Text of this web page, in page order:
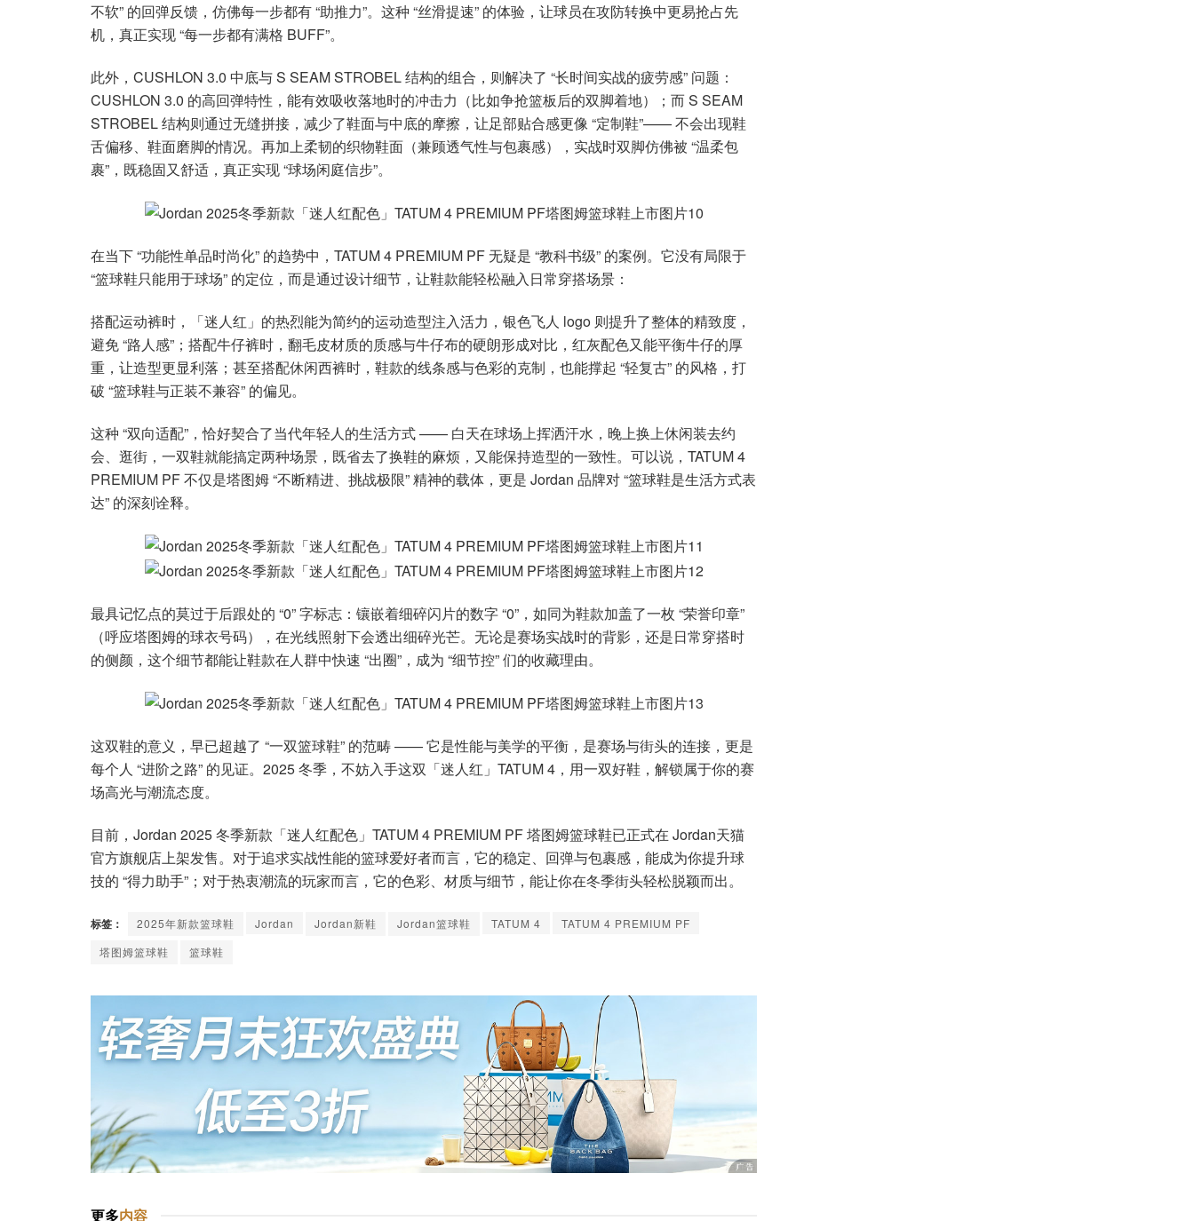
不软” 的回弹反馈，仿佛每一步都有 “助推力”。这种 “丝滑提速” 的体验，让球员在攻防转换中更易抢占先
机，真正实现 “每一步都有满格 BUFF”。
此外，CUSHLON 3.0 中底与 S SEAM STROBEL 结构的组合，则解决了 “长时间实战的疲劳感” 问题：
CUSHLON 3.0 的高回弹特性，能有效吸收落地时的冲击力（比如争抢篮板后的双脚着地）；而 S SEAM
STROBEL 结构则通过无缝拼接，减少了鞋面与中底的摩擦，让足部贴合感更像 “定制鞋”—— 不会出现鞋
舌偏移、鞋面磨脚的情况。再加上柔韧的织物鞋面（兼顾透气性与包裹感），实战时双脚仿佛被 “温柔包
裹”，既稳固又舒适，真正实现 “球场闲庭信步”。
在当下 “功能性单品时尚化” 的趋势中，TATUM 4 PREMIUM PF 无疑是 “教科书级” 的案例。它没有局限于
“篮球鞋只能用于球场” 的定位，而是通过设计细节，让鞋款能轻松融入日常穿搭场景：
搭配运动裤时，「迷人红」的热烈能为简约的运动造型注入活力，银色飞人 logo 则提升了整体的精致度，
避免 “路人感”；搭配牛仔裤时，翻毛皮材质的质感与牛仔布的硬朗形成对比，红灰配色又能平衡牛仔的厚
重，让造型更显利落；甚至搭配休闲西裤时，鞋款的线条感与色彩的克制，也能撑起 “轻复古” 的风格，打
破 “篮球鞋与正装不兼容” 的偏见。
这种 “双向适配”，恰好契合了当代年轻人的生活方式 —— 白天在球场上挥洒汗水，晚上换上休闲装去约
会、逛街，一双鞋就能搞定两种场景，既省去了换鞋的麻烦，又能保持造型的一致性。可以说，TATUM 4
PREMIUM PF 不仅是塔图姆 “不断精进、挑战极限” 精神的载体，更是 Jordan 品牌对 “篮球鞋是生活方式表
达” 的深刻诠释。
最具记忆点的莫过于后跟处的 “0” 字标志：镶嵌着细碎闪片的数字 “0”，如同为鞋款加盖了一枚 “荣誉印章”
（呼应塔图姆的球衣号码），在光线照射下会透出细碎光芒。无论是赛场实战时的背影，还是日常穿搭时
的侧颜，这个细节都能让鞋款在人群中快速 “出圈”，成为 “细节控” 们的收藏理由。
这双鞋的意义，早已超越了 “一双篮球鞋” 的范畴 —— 它是性能与美学的平衡，是赛场与街头的连接，更是
每个人 “进阶之路” 的见证。2025 冬季，不妨入手这双「迷人红」TATUM 4，用一双好鞋，解锁属于你的赛
场高光与潮流态度。
目前，Jordan 2025 冬季新款「迷人红配色」TATUM 4 PREMIUM PF 塔图姆篮球鞋已正式在 Jordan天猫
官方旗舰店上架发售。对于追求实战性能的篮球爱好者而言，它的稳定、回弹与包裹感，能成为你提升球
技的 “得力助手”；对于热衷潮流的玩家而言，它的色彩、材质与细节，能让你在冬季街头轻松脱颖而出。
标签： 2025年新款篮球鞋 Jordan Jordan新鞋 Jordan篮球鞋 TATUM 4
TATUM 4 PREMIUM PF
塔图姆篮球鞋
篮球鞋
更多内容